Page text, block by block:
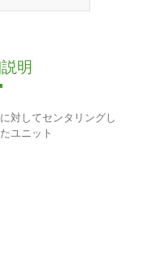
明
対してセンタリングし
ユニット